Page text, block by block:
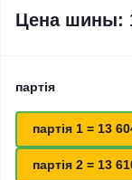
Цена шины:
партія
партія 1 = 13
партія 2 = 13